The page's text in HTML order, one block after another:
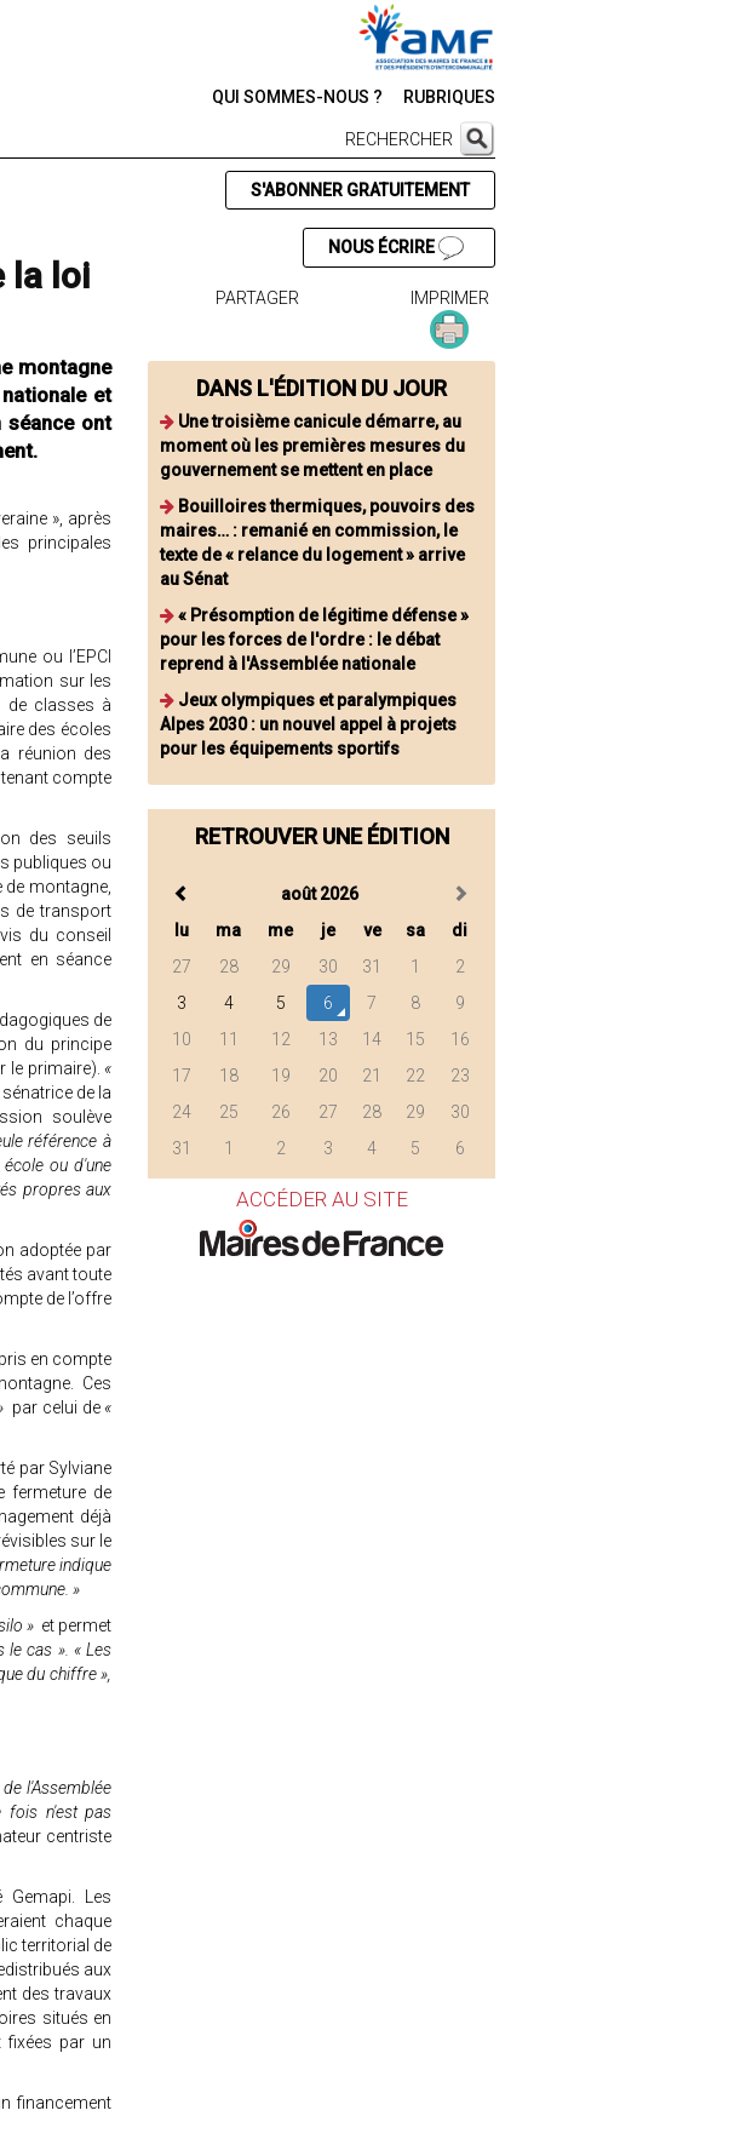
QUI SOMMES-NOUS ? RUBRIQUES
RECHERCHER
la loi
montagne
et
séance ont
», après
principales
ou l’EPCI
sur les
de classes à
des écoles
réunion des
compte
des seuils
publiques ou
montagne,
de transport
du conseil
en séance
de
du principe
le primaire). «
sénatrice de la
soulève
référence à
ou d'une
propres aux
adoptée par
avant toute
de l’offre
en compte
Ces
par celui de «
par Sylviane
fermeture de
déjà
sur le
indique
»
» et permet
le cas ». « Les
du chiffre »,
l'Assemblée
fois n'est pas
centriste
Gemapi. Les
chaque
territorial de
aux
des travaux
situés en
fixées par un
financement
S'ABONNER GRATUITEMENT
NOUS ÉCRIRE
PARTAGER IMPRIMER
DANS L'ÉDITION DU JOUR
Une troisième canicule démarre, au
moment où les premières mesures du
gouvernement se mettent en place
Bouilloires thermiques, pouvoirs des
maires… : remanié en commission, le
texte de « relance du logement » arrive
au Sénat
« Présomption de légitime défense »
pour les forces de l'ordre : le débat
reprend à l'Assemblée nationale
Jeux olympiques et paralympiques
Alpes 2030 : un nouvel appel à projets
pour les équipements sportifs
RETROUVER UNE ÉDITION
août 2026
lu
ma me je ve sa
di
27
28 29 30 31 1
2
3
4 5 6 7 8
9
10
11 12 13 14 15
16
17
18 19 20 21 22
23
24
25 26 27 28 29
30
31
1 2 3 4 5 6
ACCÉDER AU SITE